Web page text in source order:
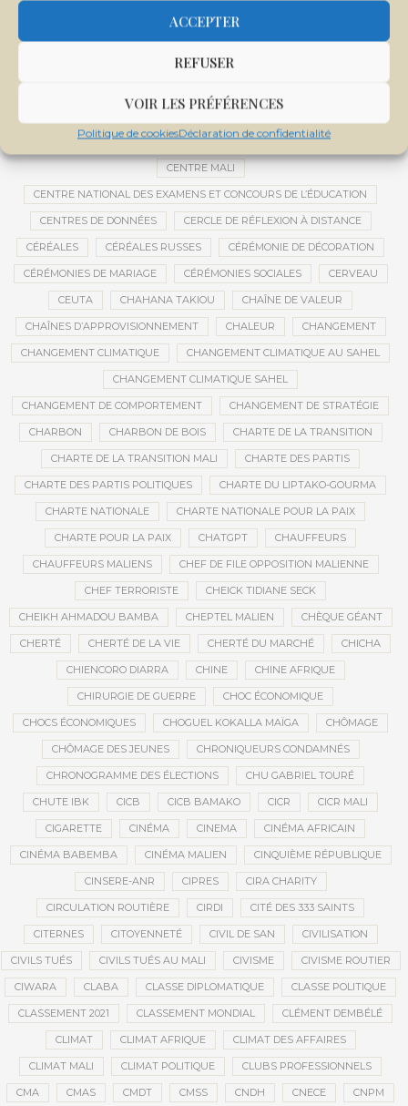
ACCEPTER
REFUSER
VOIR LES PRÉFÉRENCES
Politique de cookiesDéclaration de confidentialité
CENTRALE SOLAIRE DE SANANKOROBA
CENTRE INTERNATIONAL DE CONFÉRENCES DE BAMAKO
CENTRE MALI
CENTRE NATIONAL DES EXAMENS ET CONCOURS DE L’ÉDUCATION
CENTRES DE DONNÉES CERCLE DE RÉFLEXION À DISTANCE
CÉRÉALES CÉRÉALES RUSSES CÉRÉMONIE DE DÉCORATION
CÉRÉMONIES DE MARIAGE CÉRÉMONIES SOCIALES CERVEAU
CEUTA CHAHANA TAKIOU CHAÎNE DE VALEUR
CHAÎNES D’APPROVISIONNEMENT CHALEUR CHANGEMENT
CHANGEMENT CLIMATIQUE CHANGEMENT CLIMATIQUE AU SAHEL
CHANGEMENT CLIMATIQUE SAHEL
CHANGEMENT DE COMPORTEMENT CHANGEMENT DE STRATÉGIE
CHARBON CHARBON DE BOIS CHARTE DE LA TRANSITION
CHARTE DE LA TRANSITION MALI CHARTE DES PARTIS
CHARTE DES PARTIS POLITIQUES CHARTE DU LIPTAKO-GOURMA
CHARTE NATIONALE CHARTE NATIONALE POUR LA PAIX
CHARTE POUR LA PAIX CHATGPT CHAUFFEURS
CHAUFFEURS MALIENS CHEF DE FILE OPPOSITION MALIENNE
CHEF TERRORISTE CHEICK TIDIANE SECK
CHEIKH AHMADOU BAMBA CHEPTEL MALIEN CHÈQUE GÉANT
CHERTÉ CHERTÉ DE LA VIE CHERTÉ DU MARCHÉ CHICHA
CHIENCORO DIARRA CHINE CHINE AFRIQUE
CHIRURGIE DE GUERRE CHOC ÉCONOMIQUE
CHOCS ÉCONOMIQUES CHOGUEL KOKALLA MAÏGA CHÔMAGE
CHÔMAGE DES JEUNES CHRONIQUEURS CONDAMNÉS
CHRONOGRAMME DES ÉLECTIONS CHU GABRIEL TOURÉ
CHUTE IBK CICB CICB BAMAKO CICR CICR MALI
CIGARETTE CINÉMA CINEMA CINÉMA AFRICAIN
CINÉMA BABEMBA CINÉMA MALIEN CINQUIÈME RÉPUBLIQUE
CINSERE-ANR CIPRES CIRA CHARITY
CIRCULATION ROUTIÈRE CIRDI CITÉ DES 333 SAINTS
CITERNES CITOYENNETÉ CIVIL DE SAN CIVILISATION
CIVILS TUÉS CIVILS TUÉS AU MALI CIVISME CIVISME ROUTIER
CIWARA CLABA CLASSE DIPLOMATIQUE CLASSE POLITIQUE
CLASSEMENT 2021 CLASSEMENT MONDIAL CLÉMENT DEMBÉLÉ
CLIMAT CLIMAT AFRIQUE CLIMAT DES AFFAIRES
CLIMAT MALI CLIMAT POLITIQUE CLUBS PROFESSIONNELS
CMA CMAS CMDT CMSS CNDH CNECE CNPM